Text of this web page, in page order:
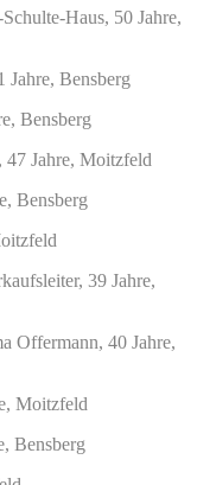
Haus, 50 Jahre,
Jahre, Bensberg
Bensberg
Jahre, Moitzfeld
Bensberg
39 Jahre,
Offermann, 40 Jahre,
Moitzfeld
Bensberg